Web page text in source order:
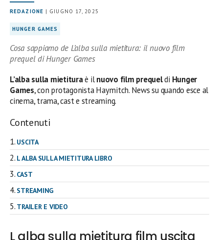
REDAZIONE | GIUGNO 17, 2025
HUNGER GAMES
Cosa sappiamo de L’alba sulla mietitura: il nuovo film
prequel di Hunger Games
L’alba sulla mietituraè ilnuovo film prequeldi Hunger
Games, con protagonista Haymitch. News su quando esce al
cinema, trama, cast e streaming.
Contenuti
USCITA
L ALBA SULLA MIETITURA LIBRO
CAST
STREAMING
TRAILER E VIDEO
L alba sulla mietitura film uscita